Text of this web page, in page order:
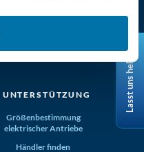
4739
UNTERSTÜTZUNG
Größenbestimmung
elektrischer Antriebe
Händler finden
Lasst uns helfen